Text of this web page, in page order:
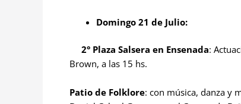
Domingo 21 de Julio:
2° Plaza Salsera en Ensenada:
Brown, a las 15 hs.
Patio de Folklore: con música, danza y